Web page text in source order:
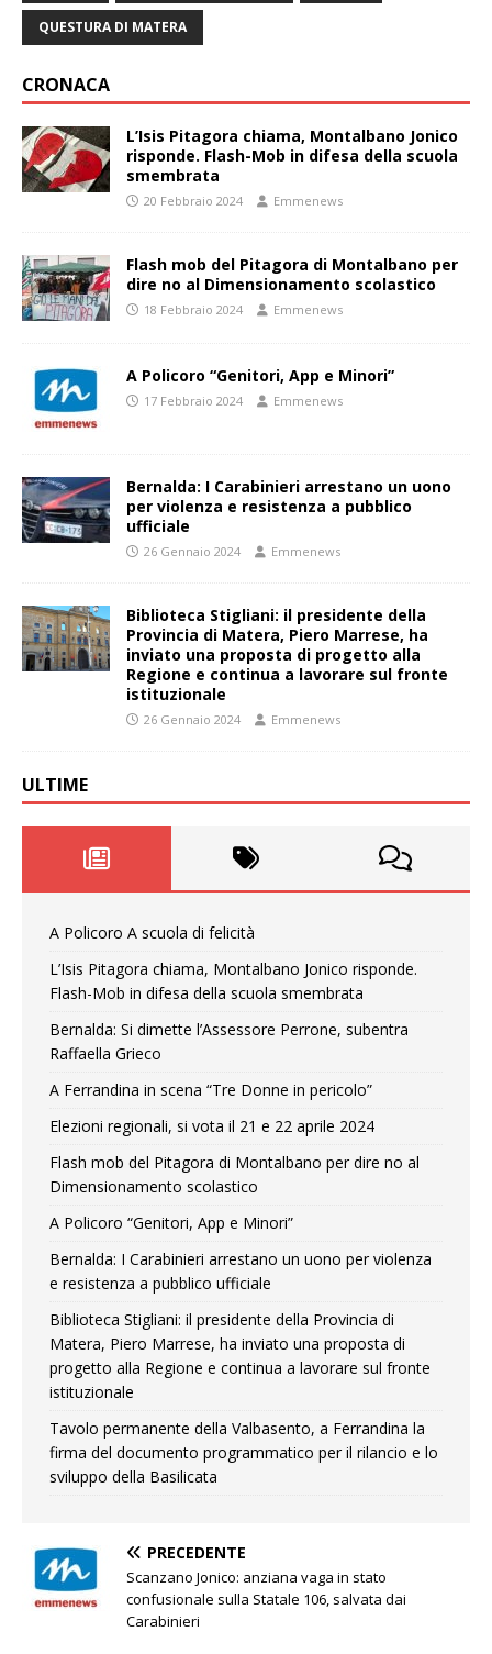
QUESTURA DI MATERA
CRONACA
L’Isis Pitagora chiama, Montalbano Jonico
risponde. Flash-Mob in difesa della scuola
smembrata
20 Febbraio 2024 Emmenews
Flash mob del Pitagora di Montalbano per
dire no al Dimensionamento scolastico
18 Febbraio 2024 Emmenews
A Policoro “Genitori, App e Minori”
17 Febbraio 2024 Emmenews
Bernalda: I Carabinieri arrestano un uono
per violenza e resistenza a pubblico
ufficiale
26 Gennaio 2024 Emmenews
Biblioteca Stigliani: il presidente della
Provincia di Matera, Piero Marrese, ha
inviato una proposta di progetto alla
Regione e continua a lavorare sul fronte
istituzionale
26 Gennaio 2024 Emmenews
ULTIME
A Policoro A scuola di felicità
L’Isis Pitagora chiama, Montalbano Jonico risponde.
Flash-Mob in difesa della scuola smembrata
Bernalda: Si dimette l’Assessore Perrone, subentra
Raffaella Grieco
A Ferrandina in scena “Tre Donne in pericolo”
Elezioni regionali, si vota il 21 e 22 aprile 2024
Flash mob del Pitagora di Montalbano per dire no al
Dimensionamento scolastico
A Policoro “Genitori, App e Minori”
Bernalda: I Carabinieri arrestano un uono per violenza
e resistenza a pubblico ufficiale
Biblioteca Stigliani: il presidente della Provincia di
Matera, Piero Marrese, ha inviato una proposta di
progetto alla Regione e continua a lavorare sul fronte
istituzionale
Tavolo permanente della Valbasento, a Ferrandina la
firma del documento programmatico per il rilancio e lo
sviluppo della Basilicata
PRECEDENTE
Scanzano Jonico: anziana vaga in stato
confusionale sulla Statale 106, salvata dai
Carabinieri